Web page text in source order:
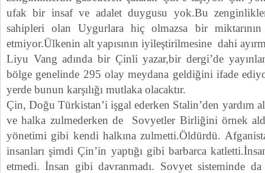
ufak bir insaf ve adalet duygusu yok.Bu
sahipleri olan Uygurlara hiç olmazsa bir
etmiyor.Ülkenin alt yapısının iyileştirilmesine dahi
Liyu Vang adında bir Çinli yazar,bir dergi’de
bölge genelinde 295 olay meydana geldiğini ifade
yerde bunun karşılığı mutlaka olacaktır.
Çin, Doğu Türkistan’i işgal ederken Stalin’den yardım
ve halka zulmederken de Sovyetler Birliğini örnek
yönetimi gibi kendi halkına zulmetti.Öldürdü.
insanları şimdi Çin’in yaptığı gibi barbarca
etmedi. İnsan gibi davranmadı. Sovyet sisteminde